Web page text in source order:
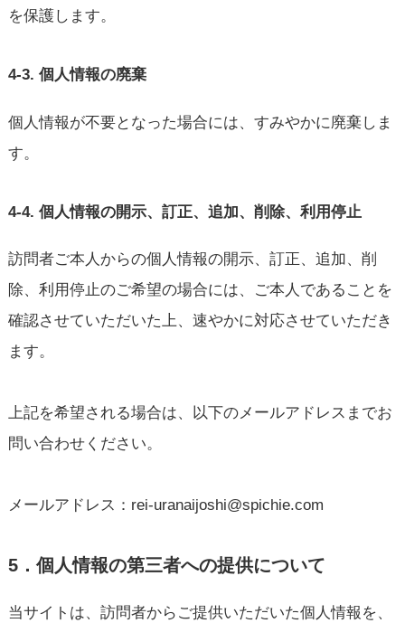
を保護します。
4-3. 個人情報の廃棄
個人情報が不要となった場合には、すみやかに廃棄しま
す。
4-4. 個人情報の開示、訂正、追加、削除、利用停止
訪問者ご本人からの個人情報の開示、訂正、追加、削
除、利用停止のご希望の場合には、ご本人であることを
確認させていただいた上、速やかに対応させていただき
ます。
上記を希望される場合は、以下のメールアドレスまでお
問い合わせください。
メールアドレス：rei-uranaijoshi@spichie.com
5．個人情報の第三者への提供について
当サイトは、訪問者からご提供いただいた個人情報を、